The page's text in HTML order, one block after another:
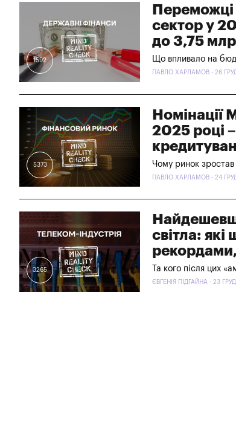
1592
сектор у
до 3,75
Що впливало на
ПАВЛО ХАРЛАМОВ - 26
5373
Номінації
2025 році
Чому ринок
ПАВЛО ХАРЛАМОВ - 24
3265
світла: які
Та кого після цих
ЄВГЕНІЯ ПІДГАЙНА - 23